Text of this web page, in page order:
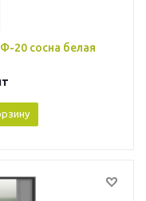
20 сосна белая